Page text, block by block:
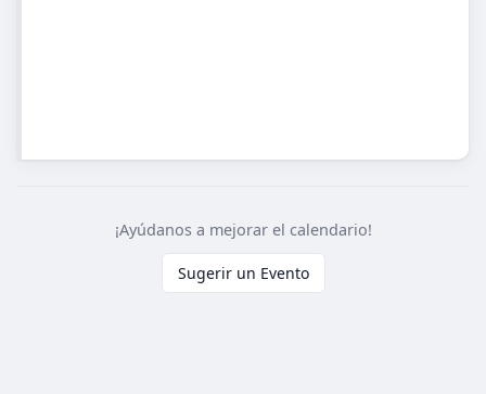
¡Ayúdanos a mejorar el calendario!
Sugerir un Evento